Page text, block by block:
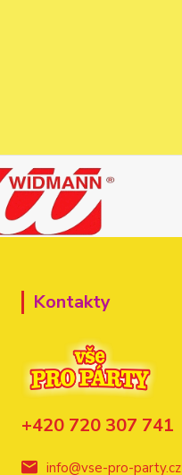
Kontakty
+420 720 307 741
info@vse-pro-party.cz